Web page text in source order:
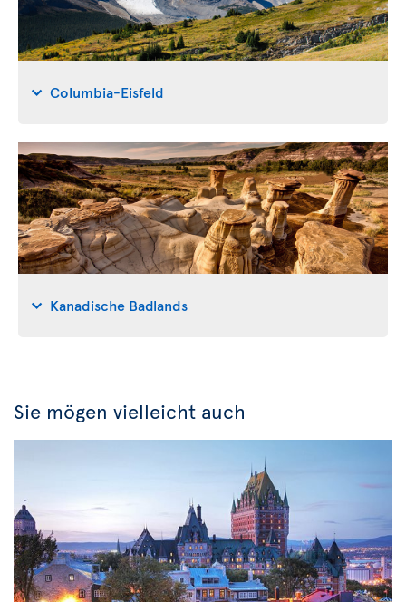
Columbia-Eisfeld
Kanadische Badlands
Sie mögen vielleicht auch